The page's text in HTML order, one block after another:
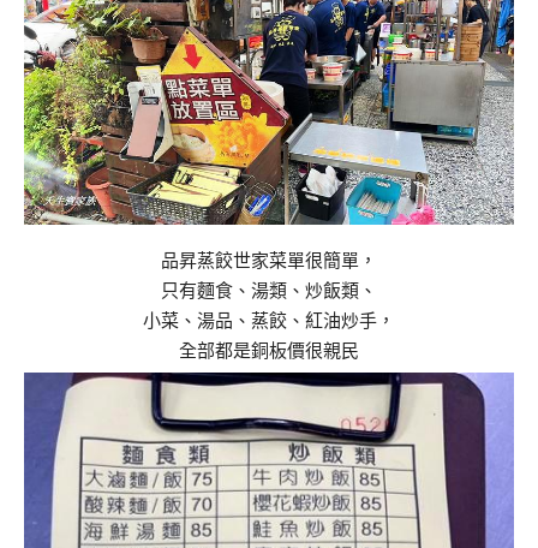
品昇蒸餃世家菜單很簡單，
只有麵食、湯類、炒飯類、
小菜、湯品、蒸餃、紅油炒手，
全部都是銅板價很親民